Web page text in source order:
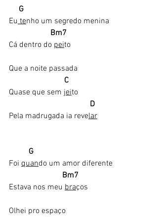
     G
Eu tenho um segredo menina​
                    Bm7
Cá dentro do peito
Que a noite passada
                           C
Quase que sem jeito
   D
Pela madrugada ia revelar
         G
Foi quando um amor diferente
                          Bm7​
Estava nos meu braços
Olhei pro espaço